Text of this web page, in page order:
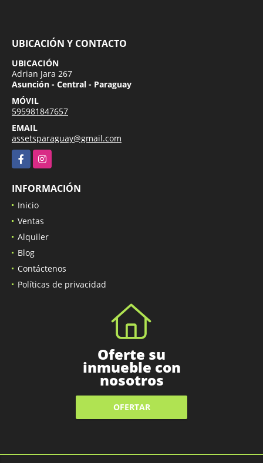
UBICACIÓN Y CONTACTO
UBICACIÓN
Adrian Jara 267
Asunción - Central - Paraguay
MÓVIL
595981847657
EMAIL
assetsparaguay@gmail.com
FacebookInstagram
INFORMACIÓN
Inicio
Ventas
Alquiler
Blog
Contáctenos
Políticas de privacidad
Oferte su
inmueble con
nosotros
OFERTAR